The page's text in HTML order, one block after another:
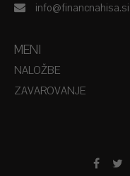
info@financnahisa.si
MENI
NALOŽBE
ZAVAROVANJE